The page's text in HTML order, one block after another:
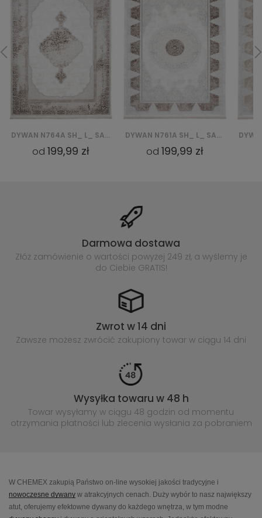
DYWAN N761A SH_ L_ SAHARA - KREMOWY, BRĄZOWY
od199,99 zł
DYWAN N761A SH_ L_ SAHARA - KREMOWY, BEŻOWY
od199,99 zł
Darmowa dostawa
Złóż zamówienie o wartości powyżej 249 zł, a wyślemy je
do Ciebie GRATIS!
Zwrot w 14 dni
Zawsze możesz zwrócić zakupiony towar w ciągu 14 dni
Wysyłka towaru w 48 h
Towar wysyłamy w ciągu 48 godzin od momentu
otrzymania płatności lub zlecenia wysłania za pobraniem
W CHEMEX zakupią Państwo on-line wysokiej jakości tradycyjne i
nowoczesne dywany w atrakcyjnych cenach. Duży wybór to nasz największy
atut, oferujemy efektowne dywany do każdego wnętrza, w tym modne